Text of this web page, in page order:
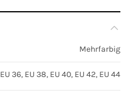
Mehrfarbig
EU 36, EU 38, EU 40, EU 42, EU 44